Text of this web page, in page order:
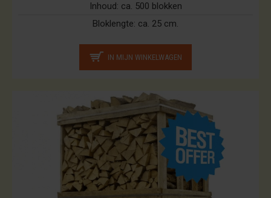
Inhoud: ca. 500 blokken
Bloklengte: ca. 25 cm.
IN MIJN WINKELWAGEN